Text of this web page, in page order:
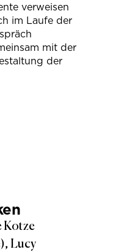
verweisen
im Laufe der
mit der
der
Kotze
Lucy